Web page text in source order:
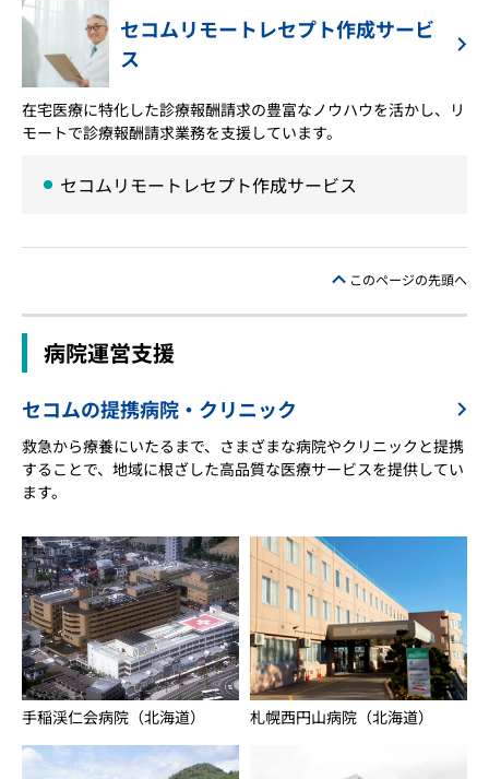
セコムリモートレセプト作成サービ
ス
在宅医療に特化した診療報酬請求の豊富なノウハウを活かし、リ
モートで診療報酬請求業務を支援しています。
セコムリモートレセプト作成サービス
このページの先頭へ
病院運営支援
セコムの提携病院・クリニック
救急から療養にいたるまで、さまざまな病院やクリニックと提携
することで、地域に根ざした高品質な医療サービスを提供してい
ます。
手稲渓仁会病院（北海道） 札幌西円山病院（北海道）